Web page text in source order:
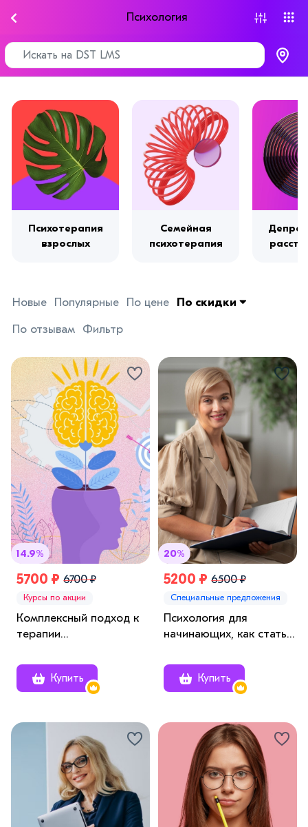
Психология
Психотерапия
взрослых
Семейная
психотерапия
Новые Популярные По цене По скидки
По отзывам Фильтр
14.9%
5700 ₽ 6700 ₽
Курсы по акции
Комплексный подход к
терапии
расстройств в
современной
клинической практике
Купить
20%
5200 ₽ 6500 ₽
Специальные предложения
Психология для
начинающих, как стать
Купить